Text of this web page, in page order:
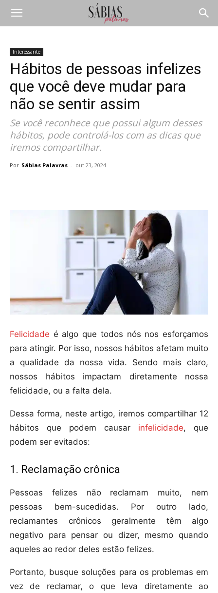
Interessante
Hábitos de pessoas infelizes
que você deve mudar para
não se sentir assim
Se você reconhece que possui algum desses
hábitos, pode controlá-los com as dicas que
iremos compartilhar.
Por Sábias Palavras - out 23, 2024
Felicidade é algo que todos nós nos esforçamos
para atingir. Por isso, nossos hábitos afetam muito
a qualidade da nossa vida. Sendo mais claro,
nossos hábitos impactam diretamente nossa
felicidade, ou a falta dela.
Dessa forma, neste artigo, iremos compartilhar 12
hábitos que podem causar infelicidade, que
podem ser evitados:
1. Reclamação crônica
Pessoas felizes não reclamam muito, nem
pessoas bem-sucedidas. Por outro lado,
reclamantes crônicos geralmente têm algo
negativo para pensar ou dizer, mesmo quando
aqueles ao redor deles estão felizes.
Portanto, busque soluções para os problemas em
vez de reclamar, o que leva diretamente ao